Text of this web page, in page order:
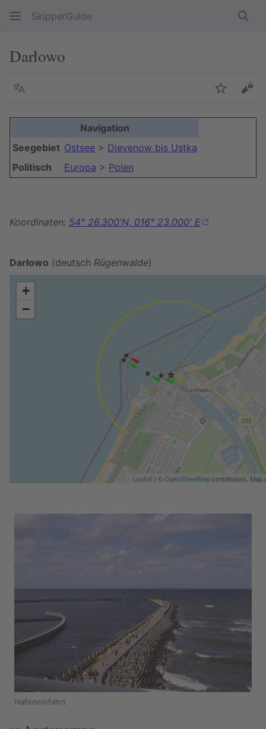
SkipperGuide
Darłowo
Sprache
Navigation
Seegebiet Ostsee > Dievenow bis Ustka
Politisch
Europa > Polen
Koordinaten: 54° 26.300'N, 016° 23.000' E
Darłowo (deutsch Rügenwalde)
+
−
Leaflet | ©OpenStreetMapcontributors,
Hafeneinfahrt